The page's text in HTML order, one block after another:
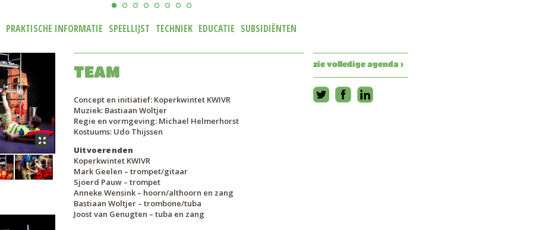
PRAKTISCHE INFORMATIE SPEELLIJST TECHNIEK EDUCATIE SUBSIDIËNTEN
TEAM
Concept en initiatief: Koperkwintet KWIVR
Muziek: Bastiaan Woltjer
Regie en vormgeving: Michael Helmerhorst
Kostuums: Udo Thijssen
Uitvoerenden
Koperkwintet KWIVR
Mark Geelen – trompet/gitaar
Sjoerd Pauw – trompet
Anneke Wensink – hoorn/althoorn en zang
Bastiaan Woltjer – trombone/tuba
Joost van Genugten – tuba en zang
zie volledige agenda ›